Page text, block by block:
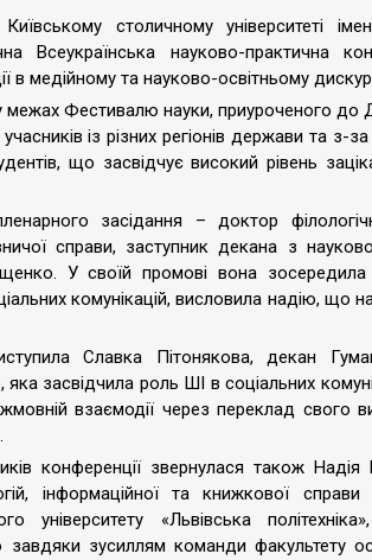
столичному університеті
Всеукраїнська науково-практична
в медійному та науково-освітньому
межах Фестивалю науки, приуроченого до
із різних регіонів держави та з-
що засвідчує високий рівень
засідання – доктор
справи, заступник декана з
У своїй промові вона
комунікацій, висловила надію, що
Славка Пітонякова, декан
засвідчила роль ШІ в соціальних
взаємодії через переклад свого
конференції звернулася також Надія
інформаційної та книжкової справи
університету «Львівська
зусиллям команди факультету